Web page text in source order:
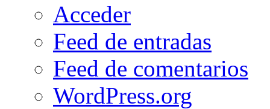
Acceder
Feed de entradas
Feed de comentarios
WordPress.org